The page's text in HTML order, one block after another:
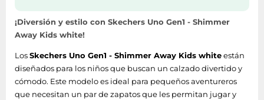
¡Diversión y estilo con Skechers Uno Gen1 - Shimmer
Away Kids white!
LosSkechers Uno Gen1 - Shimmer Away Kids whiteestán
diseñados para los niños que buscan un calzado divertido y
cómodo. Este modelo es ideal para pequeños aventureros
que necesitan un par de zapatos que les permitan jugar y